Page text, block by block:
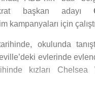
başkan adayı
kampanyaları için
okulunda
evlerinde
kızları Chelsea